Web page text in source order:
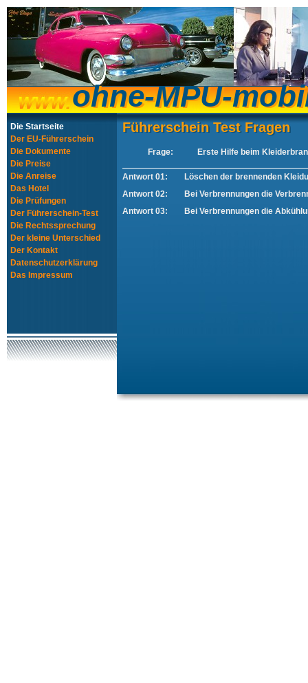
ohne-MPU-
ohne-MPU-
Die Startseite
Der EU-Führerschein
Die Dokumente
Die Preise
Die Anreise
Das Hotel
Die Prüfungen
Der Führerschein-Test
Die Rechtssprechung
Der kleine Unterschied
Der Kontakt
Datenschutzerklärung
Das Impressum
Führerschein Test Fragen
Führerschein Test Fragen
Frage: Erste Hilfe beim
Antwort 01:
Löschen der brennenden
Antwort 02:
Bei Verbrennungen die
Antwort 03:
Bei Verbrennungen die